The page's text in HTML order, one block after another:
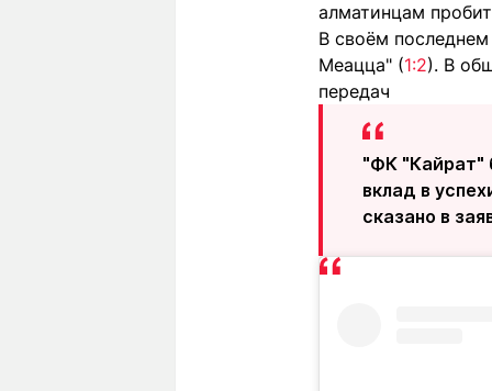
алматинцам
В своём
Меацца" (1:2). В
передач
"ФК "Кайрат"
вклад в
сказано в